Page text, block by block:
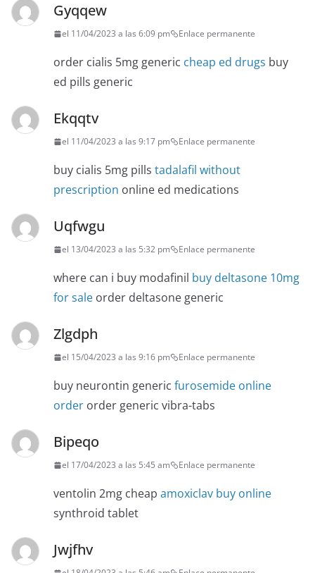
Gyqqew
el 11/04/2023 a las 6:09 pm Enlace permanente
order cialis 5mg generic cheap ed drugs buy
ed pills generic
Ekqqtv
el 11/04/2023 a las 9:17 pm Enlace permanente
buy cialis 5mg pills tadalafil without
prescription online ed medications
Uqfwgu
el 13/04/2023 a las 5:32 pm Enlace permanente
where can i buy modafinil buy deltasone 10mg
for sale order deltasone generic
Zlgdph
el 15/04/2023 a las 9:16 pm Enlace permanente
buy neurontin generic furosemide online
order order generic vibra-tabs
Bipeqo
el 17/04/2023 a las 5:45 am Enlace permanente
ventolin 2mg cheap amoxiclav buy online
synthroid tablet
Jwjfhv